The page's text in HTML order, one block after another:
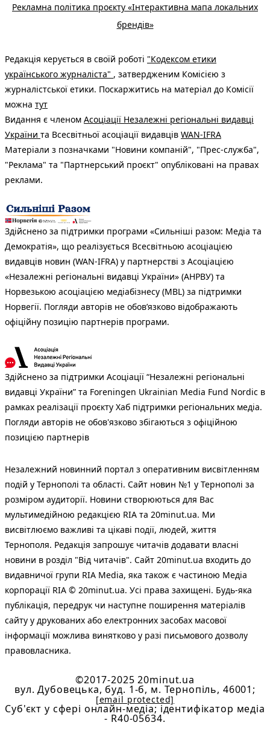
Рекламна політика проєкту «Інтерактивна мапа локальних
брендів»
Редакція керується в своїй роботі "Кодексом етики
українського журналіста" , затвердженим Комісією з
журналістської етики. Поскаржитись на матеріал до Комісії
можна тут
Видання є членом Асоціації Незалежні регіональні видавці
України та Всесвітньої асоціації видавців WAN-IFRA
Матеріали з позначками "Новини компаній", "Прес-служба",
"Реклама" та "Партнерський проєкт" опубліковані на правах
реклами.
Здійснено за підтримки програми «Сильніші разом: Медіа та
Демократія», що реалізується Всесвітньою асоціацією
видавців новин (WAN-IFRA) у партнерстві з Асоціацією
«Незалежні регіональні видавці України» (АНРВУ) та
Норвезькою асоціацією медіабізнесу (MBL) за підтримки
Норвегії. Погляди авторів не обов’язково відображають
офіційну позицію партнерів програми.
Здійснено за підтримки Асоціації “Незалежні регіональні
видавці України” та Foreningen Ukrainian Media Fund Nordic в
рамках реалізації проєкту Хаб підтримки регіональних медіа.
Погляди авторів не обов'язково збігаються з офіційною
позицією партнерів
Незалежний новинний портал з оперативним висвітленням
подій у Тернополі та області. Сайт новин №1 у Тернополі за
розміром аудиторії. Новини створюються для Вас
мультимедійною редакцією RIA та 20minut.ua. Ми
висвітлюємо важливі та цікаві події, людей, життя
Тернополя. Редакція запрошує читачів додавати власні
новини в розділ "Від читачів". Сайт 20minut.ua входить до
видавничої групи RIA Media, яка також є частиною Медіа
корпорації RIA © 20minut.ua. Усі права захищені. Будь-яка
публiкацiя, передрук чи наступне поширення матеріалів
сайту у друкованих або електронних засобах масової
інформації можлива винятково у разі письмового дозволу
правовласника.
©2017-2025 20minut.ua
вул. Дубовецька, буд. 1-б, м. Тернопіль, 46001;
[email protected]
Cуб'єкт у сфері онлайн-медіа; ідентифікатор медіа
- R40-05634.